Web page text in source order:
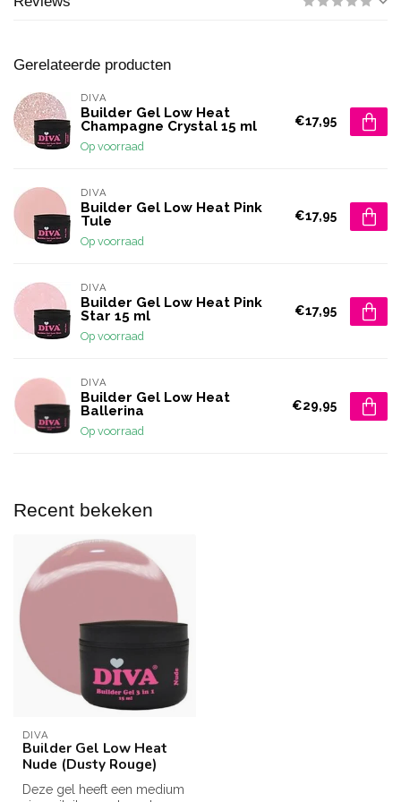
Gerelateerde producten
DIVA
Builder Gel Low Heat
Champagne Crystal 15 ml
Op voorraad
€17,95
DIVA
Builder Gel Low Heat Pink
Tule
Op voorraad
€17,95
DIVA
Builder Gel Low Heat Pink
Star 15 ml
Op voorraad
€17,95
DIVA
Builder Gel Low Heat
Ballerina
Op voorraad
€29,95
Recent bekeken
DIVA
Builder Gel Low Heat
Nude (Dusty Rouge)
Deze gel heeft een medium